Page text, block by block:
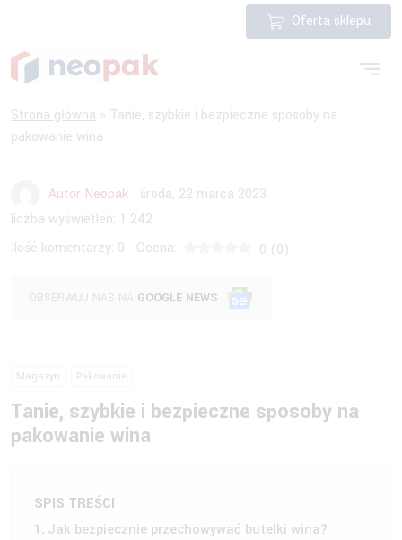
Oferta sklepu
Strona główna » Tanie, szybkie i bezpieczne sposoby na
pakowanie wina
Autor Neopak · środa, 22 marca 2023 ·
liczba wyświetleń: 1 242
Ilość komentarzy: 0 · Ocena: 0 (0)
OBSERWUJ NAS NA GOOGLE NEWS
Magazyn Pakowanie
Tanie, szybkie i bezpieczne sposoby na
pakowanie wina
SPIS TREŚCI
Jak bezpiecznie przechowywać butelki wina?